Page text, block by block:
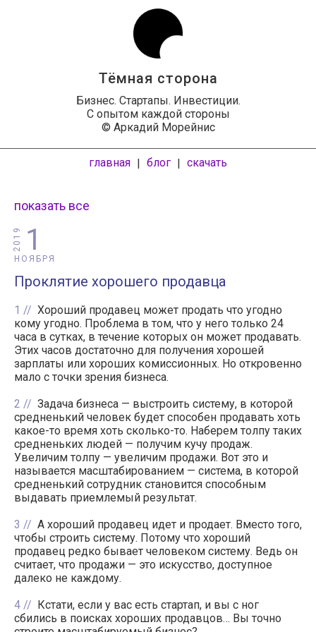
Тёмная сторона
Бизнес. Стартапы. Инвестиции.
С опытом каждой стороны
© Аркадий Морейнис
главная | блог | скачать
показать все
1
НОЯБРЯ
2019
Проклятие хорошего продавца
1
Хороший продавец может продать что угодно
кому угодно. Проблема в том, что у него только 24
часа в сутках, в течение которых он может продавать.
Этих часов достаточно для получения хорошей
зарплаты или хороших комиссионных. Но откровенно
мало с точки зрения бизнеса.
2
Задача бизнеса — выстроить систему, в которой
средненький человек будет способен продавать хоть
какое-то время хоть сколько-то. Наберем толпу таких
средненьких людей — получим кучу продаж.
Увеличим толпу — увеличим продажи. Вот это и
называется масштабированием — система, в которой
средненький сотрудник становится способным
выдавать приемлемый результат.
3
А хороший продавец идет и продает. Вместо того,
чтобы строить систему. Потому что хороший
продавец редко бывает человеком систему. Ведь он
считает, что продажи — это искусство, доступное
далеко не каждому.
4
Кстати, если у вас есть стартап, и вы с ног
сбились в поисках хороших продавцов… Вы точно